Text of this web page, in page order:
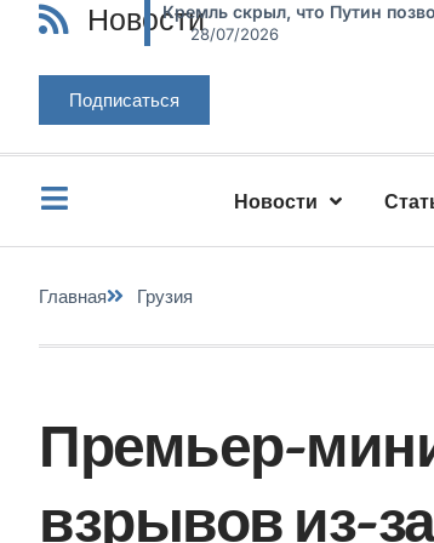
НовостиКремль скрыл, что Путин
28/07/2026
Подписаться
Новости
Главная Грузия
Премьер-
взрывов из-